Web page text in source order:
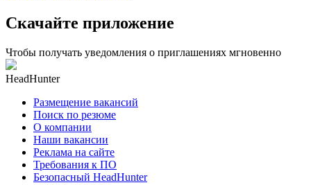
Скачайте приложение
Чтобы получать уведомления о приглашениях мгновенно
HeadHunter
Размещение вакансий
Поиск по резюме
О компании
Наши вакансии
Реклама на сайте
Требования к ПО
Безопасный HeadHunter